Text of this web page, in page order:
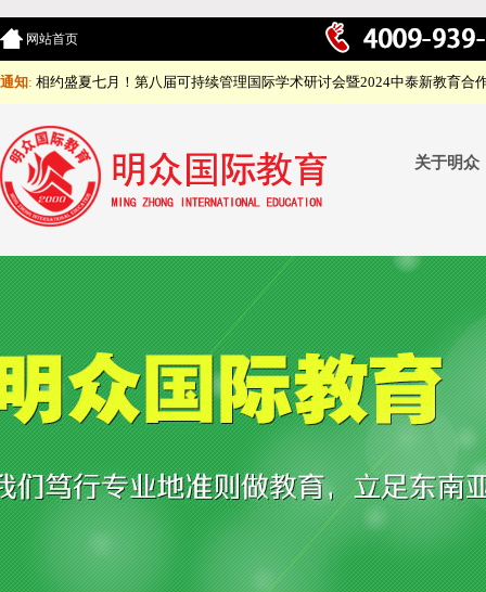
网站首页
通知: 相约盛夏七月！第八届可持续管理国际学术研讨会暨2024中泰新教育合
关于明众